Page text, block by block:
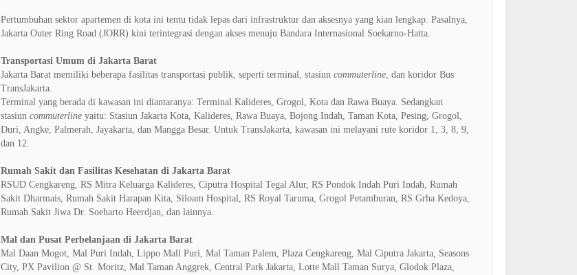
Pertumbuhan sektor apartemen di kota ini tentu tidak lepas dari infrastruktur dan aksesnya yang kian lengkap. Pasalnya,
Jakarta Outer Ring Road (JORR) kini terintegrasi dengan akses menuju Bandara Internasional Soekarno-Hatta.
Transportasi Umum di Jakarta Barat
Jakarta Barat memiliki beberapa fasilitas transportasi publik, seperti terminal, stasiun commuterline, dan koridor Bus
TransJakarta.
Terminal yang berada di kawasan ini diantaranya: Terminal Kalideres, Grogol, Kota dan Rawa Buaya. Sedangkan
stasiun commuterline yaitu: Stasiun Jakarta Kota, Kalideres, Rawa Buaya, Bojong Indah, Taman Kota, Pesing, Grogol,
Duri, Angke, Palmerah, Jayakarta, dan Mangga Besar. Untuk TransJakarta, kawasan ini melayani rute koridor 1, 3, 8, 9,
dan 12.
Rumah Sakit dan Fasilitas Kesehatan di Jakarta Barat
RSUD Cengkareng, RS Mitra Keluarga Kalideres, Ciputra Hospital Tegal Alur, RS Pondok Indah Puri Indah, Rumah
Sakit Dharmais, Rumah Sakit Harapan Kita, Siloam Hospital, RS Royal Taruma, Grogol Petamburan, RS Grha Kedoya,
Rumah Sakit Jiwa Dr. Soeharto Heerdjan, dan lainnya.
Mal dan Pusat Perbelanjaan di Jakarta Barat
Mal Daan Mogot, Mal Puri Indah, Lippo Mall Puri, Mal Taman Palem, Plaza Cengkareng, Mal Ciputra Jakarta, Seasons
City, PX Pavilion @ St. Moritz, Mal Taman Anggrek, Central Park Jakarta, Lotte Mall Taman Surya, Glodok Plaza,